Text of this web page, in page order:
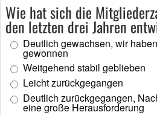
Wie hat sich die
den letzten drei Jahren
Deutlich gewachsen, wir
gewonnen
Weitgehend stabil geblieben
Leicht zurückgegangen
Deutlich zurückgegangen,
eine große Herausforderung